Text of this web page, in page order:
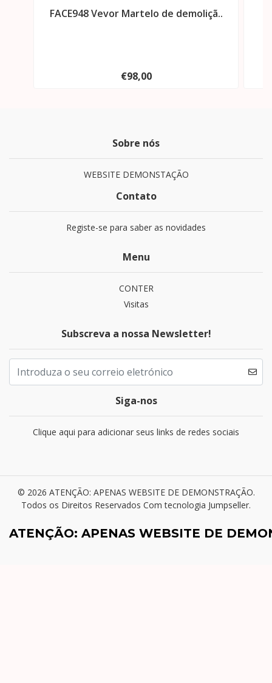
FACE948 Vevor Martelo de demoliçã..
€98,00
Sobre nós
WEBSITE DEMONSTAÇÃO
Contato
Registe-se para saber as novidades
Menu
CONTER
Visitas
Subscreva a nossa Newsletter!
Siga-nos
Clique aqui para adicionar seus links de redes sociais
© 2026 ATENÇÃO: APENAS WEBSITE DE DEMONSTRAÇÃO.
Todos os Direitos Reservados Com tecnologia Jumpseller.
ATENÇÃO: APENAS WEBSITE DE